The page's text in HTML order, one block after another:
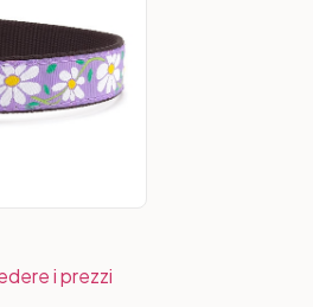
i prezzi